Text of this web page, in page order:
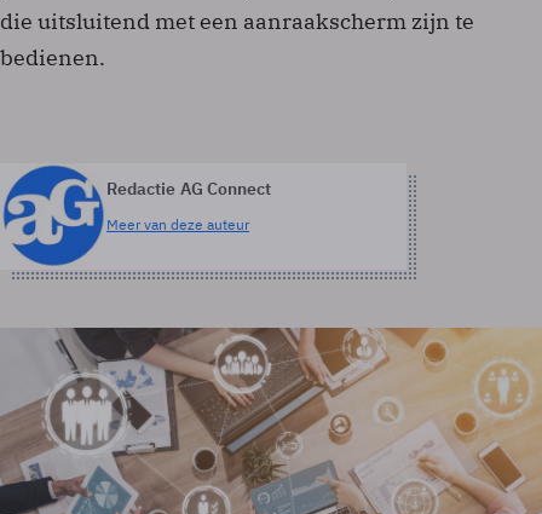
die uitsluitend met een aanraakscherm zijn te
bedienen.
Redactie AG Connect
Meer van deze auteur